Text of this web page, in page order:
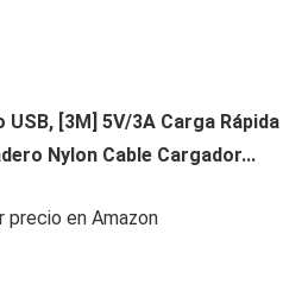
USB, [3M] 5V/3A Carga Rápida
Nylon Cable Cargador...
precio en Amazon